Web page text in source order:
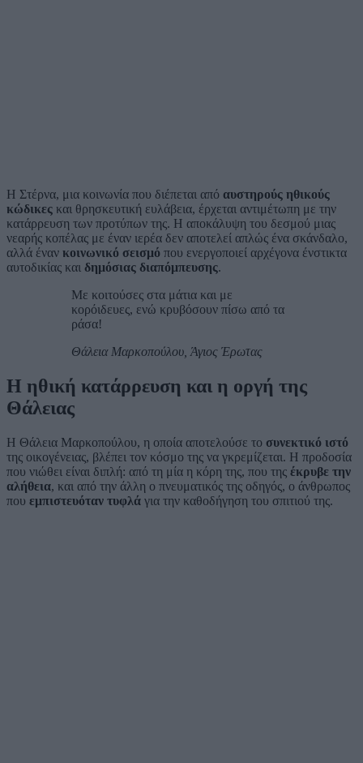
Η Στέρνα, μια κοινωνία που διέπεται από αυστηρούς ηθικούς
κώδικες και θρησκευτική ευλάβεια, έρχεται αντιμέτωπη με την
κατάρρευση των προτύπων της. Η αποκάλυψη του δεσμού μιας
νεαρής κοπέλας με έναν ιερέα δεν αποτελεί απλώς ένα σκάνδαλο,
αλλά έναν κοινωνικό σεισμό που ενεργοποιεί αρχέγονα ένστικτα
αυτοδικίας και δημόσιας διαπόμπευσης.
Με κοιτούσες στα μάτια και με
κορόιδευες, ενώ κρυβόσουν πίσω από τα
ράσα!
Θάλεια Μαρκοπούλου, Άγιος Έρωτας
Η ηθική κατάρρευση και η οργή της
Θάλειας
Η Θάλεια Μαρκοπούλου, η οποία αποτελούσε το συνεκτικό ιστό
της οικογένειας, βλέπει τον κόσμο της να γκρεμίζεται. Η προδοσία
που νιώθει είναι διπλή: από τη μία η κόρη της, που της έκρυβε την
αλήθεια, και από την άλλη ο πνευματικός της οδηγός, ο άνθρωπος
που εμπιστευόταν τυφλά για την καθοδήγηση του σπιτιού της.